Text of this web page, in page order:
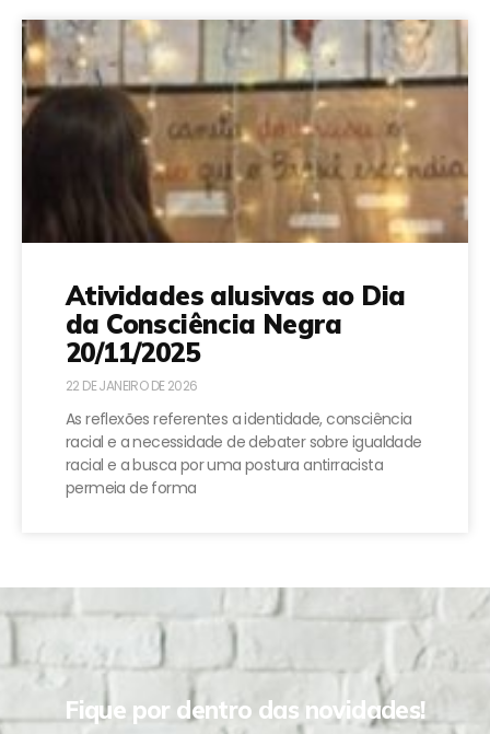
Atividades alusivas ao Dia
da Consciência Negra
20/11/2025
22 DE JANEIRO DE 2026
As reflexões referentes a identidade, consciência
racial e a necessidade de debater sobre igualdade
racial e a busca por uma postura antirracista
permeia de forma
Fique por dentro das novidades!